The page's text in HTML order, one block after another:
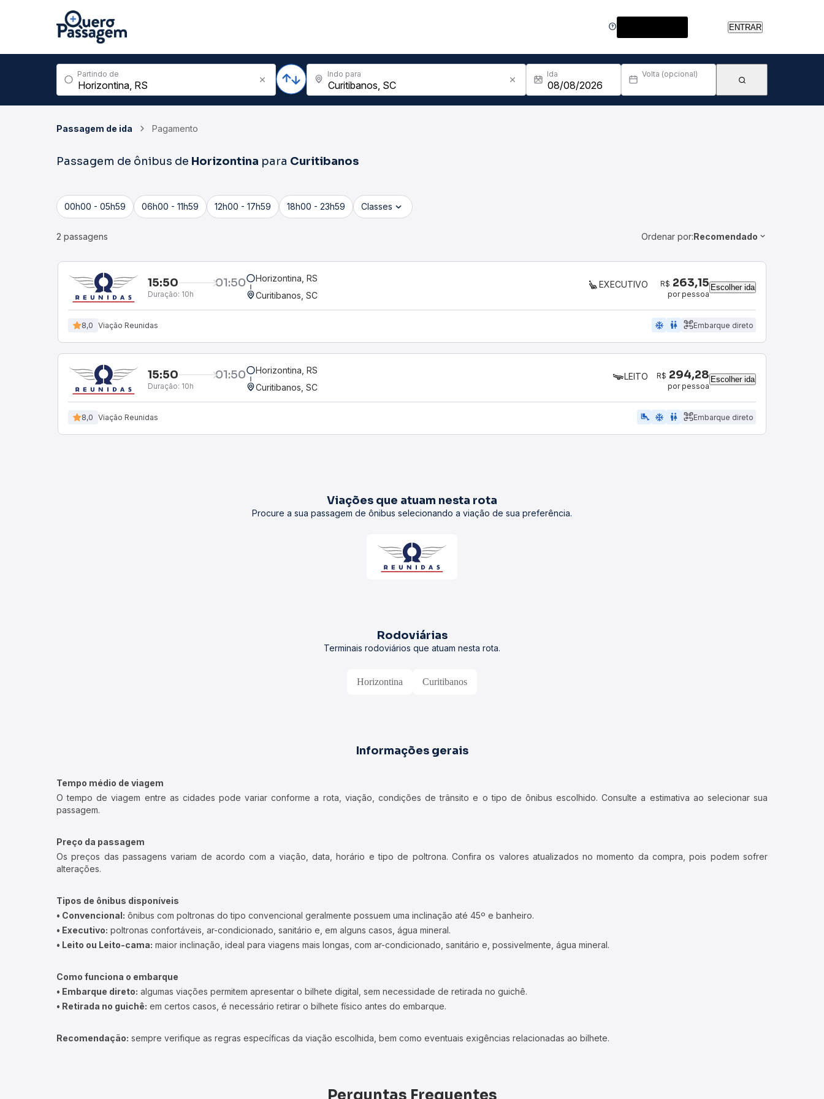
ENTRAR
Partindo de Indo para Ida Volta (opcional)
Passagem de ida Pagamento
Passagem de ônibus de Horizontina para Curitibanos
00h00 - 05h59 06h00 - 11h59 12h00 - 17h59 18h00 - 23h59 Classes
2 passagens Ordenar por:Recomendado
15:50 01:50
Duração: 10h
Horizontina, RS
Curitibanos, SC
EXECUTIVO R$ 263,15
por pessoa
Escolher ida
8,0 Viação Reunidas ac_unit wc Embarque direto
15:50 01:50
Duração: 10h
Horizontina, RS
Curitibanos, SC
LEITO R$ 294,28
por pessoa
Escolher ida
8,0 Viação Reunidas airline_seat_legroom_extra ac_unit wc Embarque direto
Viações que atuam nesta rota
Procure a sua passagem de ônibus selecionando a viação de sua preferência.
Rodoviárias
Terminais rodoviários que atuam nesta rota.
Horizontina Curitibanos
Informações gerais
Tempo médio de viagem
O tempo de viagem entre as cidades pode variar conforme a rota, viação, condições de trânsito e o tipo de ônibus escolhido. Consulte a estimativa ao selecionar sua
passagem.
Preço da passagem
Os preços das passagens variam de acordo com a viação, data, horário e tipo de poltrona. Confira os valores atualizados no momento da compra, pois podem sofrer
alterações.
Tipos de ônibus disponíveis
• Convencional: ônibus com poltronas do tipo convencional geralmente possuem uma inclinação até 45º e banheiro.
• Executivo: poltronas confortáveis, ar-condicionado, sanitário e, em alguns casos, água mineral.
• Leito ou Leito-cama: maior inclinação, ideal para viagens mais longas, com ar-condicionado, sanitário e, possivelmente, água mineral.
Como funciona o embarque
• Embarque direto: algumas viações permitem apresentar o bilhete digital, sem necessidade de retirada no guichê.
• Retirada no guichê: em certos casos, é necessário retirar o bilhete físico antes do embarque.
Recomendação: sempre verifique as regras específicas da viação escolhida, bem como eventuais exigências relacionadas ao bilhete.
Perguntas Frequentes